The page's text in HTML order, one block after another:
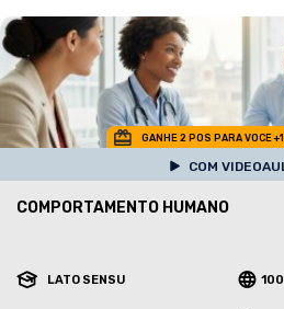
GANHE 2 POS PARA VOCE
COM
COMPORTAMENTO HUMANO
LATO SENSU